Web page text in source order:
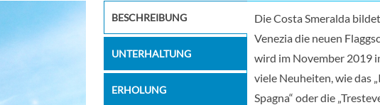
BESCHREIBUNG
UNTERHALTUNG
ERHOLUNG
Die Costa Smeralda
Venezia die neuen
wird im November 2019
viele Neuheiten, wie das
Spagna“ oder die